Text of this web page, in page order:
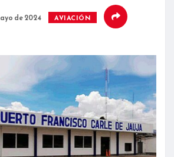
de 2024 AVIACIÓN